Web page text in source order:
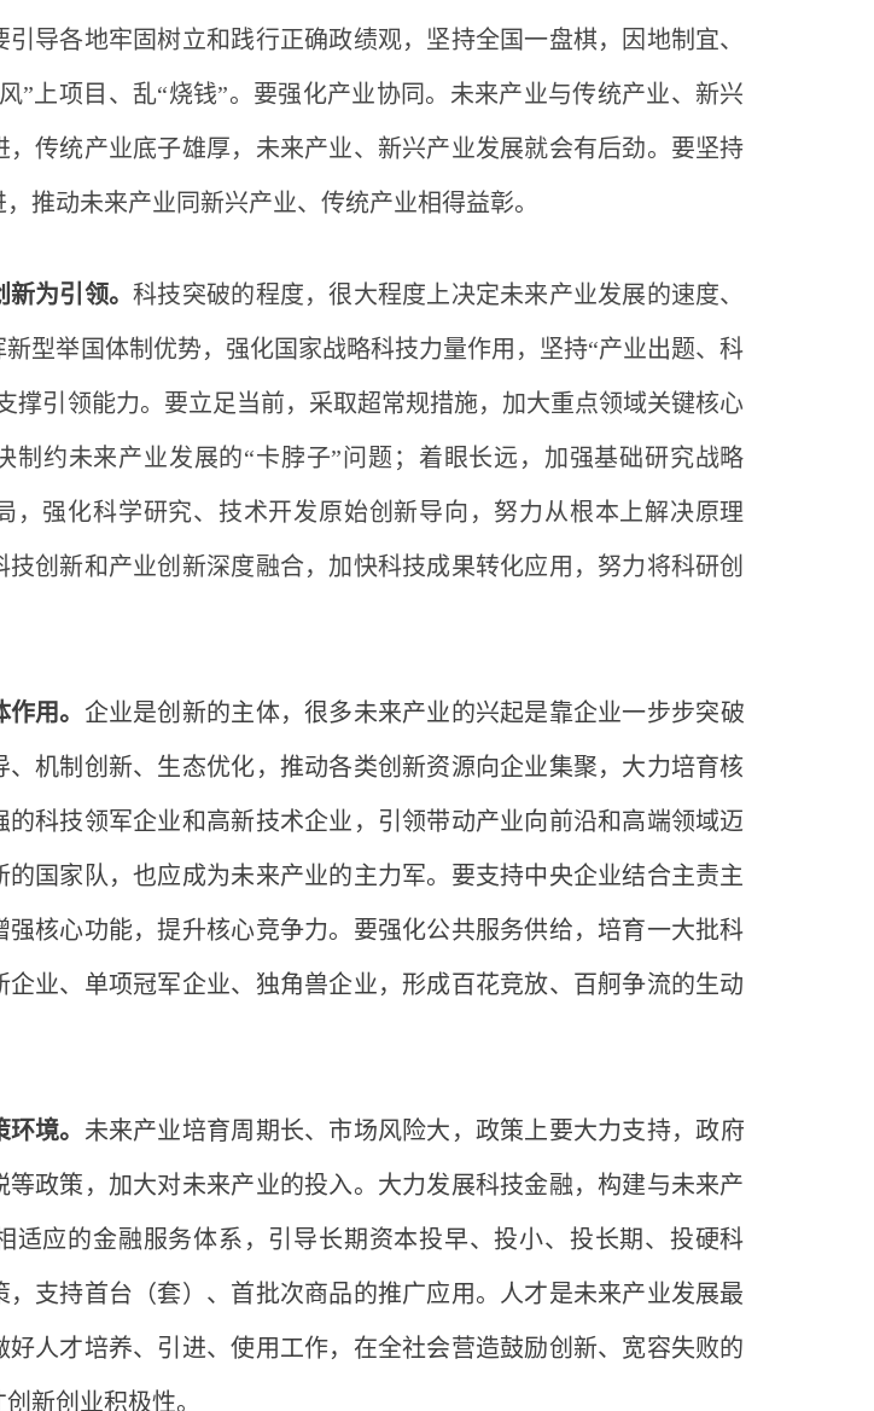
导各地牢固树立和践行正确政绩观，坚持全国一盘棋，因地制宜、
”上项目、乱“烧钱”。要强化产业协同。未来产业与传统产业、新兴
，传统产业底子雄厚，未来产业、新兴产业发展就会有后劲。要坚持
推动未来产业同新兴产业、传统产业相得益彰。
新为引领。科技突破的程度，很大程度上决定未来产业发展的速度、
型举国体制优势，强化国家战略科技力量作用，坚持“产业出题、科
撑引领能力。要立足当前，采取超常规措施，加大重点领域关键核心
制约未来产业发展的“卡脖子”问题；着眼长远，加强基础研究战略
，强化科学研究、技术开发原始创新导向，努力从根本上解决原理
创新和产业创新深度融合，加快科技成果转化应用，努力将科研创
用。 企业是创新的主体，很多未来产业的兴起是靠企业一步步突破
、机制创新、生态优化，推动各类创新资源向企业集聚，大力培育核
科技领军企业和高新技术企业，引领带动产业向前沿和高端领域迈
国家队，也应成为未来产业的主力军。要支持中央企业结合主责主
强核心功能，提升核心竞争力。要强化公共服务供给，培育一大批科
企业、单项冠军企业、独角兽企业，形成百花竞放、百舸争流的生动
境。 未来产业培育周期长、市场风险大，政策上要大力支持，政府
等政策，加大对未来产业的投入。大力发展科技金融，构建与未来产
适应的金融服务体系，引导长期资本投早、投小、投长期、投硬科
，支持首台（套）、首批次商品的推广应用。人才是未来产业发展最
好人才培养、引进、使用工作，在全社会营造鼓励创新、宽容失败的
新创业积极性。